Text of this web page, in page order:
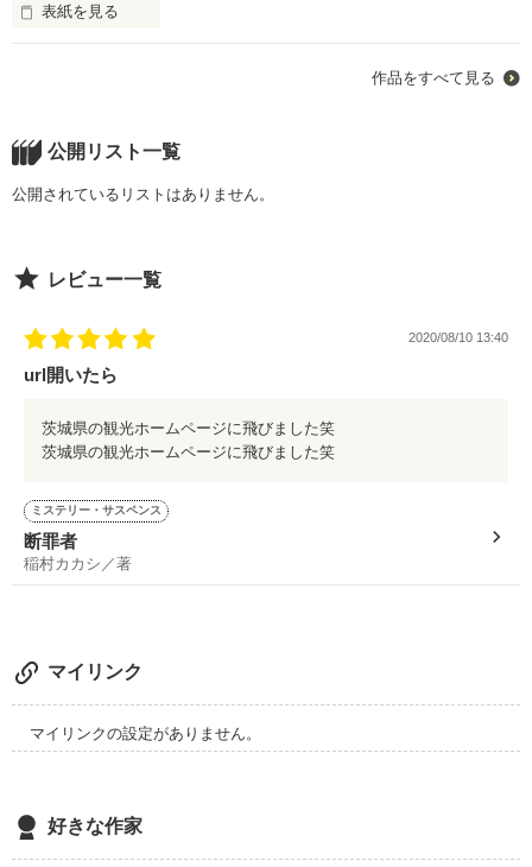
のではないか。
そう思い、何人かには宣言した。
そのやりたいことが全部達成できないことだって分かってる。
仮に『人生で1度は受験したい』
という願いだとしても、
ﾟ・*:.｡..｡.:+・ﾟﾟ・*:.｡..｡.:+・ﾟ
中学二年生♀
※途中で出てくる登場人物はその時に紹介します。
表紙を見る
これからの私の想いも...
ノンフィクションです！
作品をすべて見る
公開リスト一覧
公開されているリストはありません。
レビュー一覧
2020/08/10 13:40
url開いたら
茨城県の観光ホームページに飛びました笑
茨城県の観光ホームページに飛びました笑
ミステリー・サスペンス
断罪者
稲村カカシ／著
マイリンク
マイリンクの設定がありません。
好きな作家